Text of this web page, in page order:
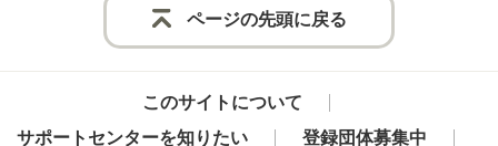
ページの先頭に戻る
このサイトについて
サポートセンターを知りたい
登録団体募集中